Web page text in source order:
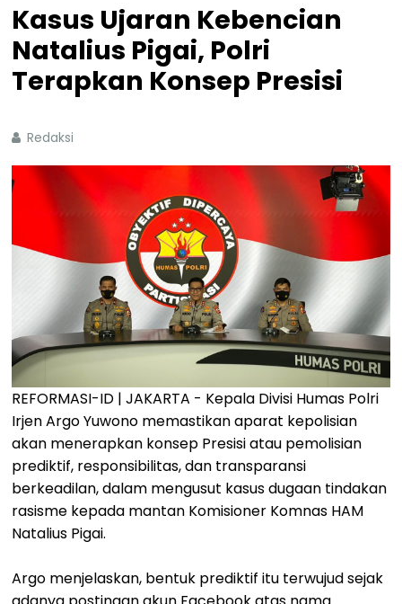
Kasus Ujaran Kebencian
Natalius Pigai, Polri
Terapkan Konsep Presisi
Redaksi
REFORMASI-ID | JAKARTA - Kepala Divisi Humas Polri
Irjen Argo Yuwono memastikan aparat kepolisian
akan menerapkan konsep Presisi atau pemolisian
prediktif, responsibilitas, dan transparansi
berkeadilan, dalam mengusut kasus dugaan tindakan
rasisme kepada mantan Komisioner Komnas HAM
Natalius Pigai.
Argo menjelaskan, bentuk prediktif itu terwujud sejak